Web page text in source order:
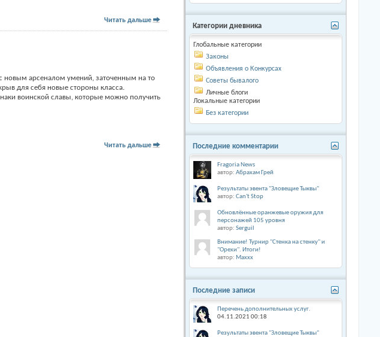
Читать дальше
новым арсеналом умений, заточенным на то
для себя новые стороны класса.
воинской славы, которые можно получить
Читать дальше
Категории дневника
Глобальные категории
Законы
Объявления о Конкурсах
Советы бывалого
Личные блоги
Локальные категории
Без категории
Последние комментарии
Fragoria News
автор: Абрахам Грей
Результаты эвента "Зловещие Тыквы"
автор: Can't Stop
Обновлённые оранжевые оружия для
персонажей 105 уровня
автор: Serguil
Внимание! Турнир "Стенка на стенку" и
"Орехи". Итоги!
автор: Maxxx
Последние записи
Перечень дополнительных услуг.
04.11.2021 00:18
Результаты эвента "Зловещие Тыквы"